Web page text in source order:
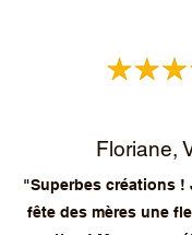
Floriane,
"Superbes créations !
fête des mères une